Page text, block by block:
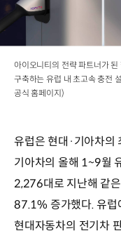
아이오니티의 전략 파트너가
구축하는 유럽 내 초고속 충전
공식 홈페이지)
유럽은 현대·기아차의
기아차의 올해 1~9월
2,276대로 지난해 같
87.1% 증가했다. 유럽
현대자동차의 전기차